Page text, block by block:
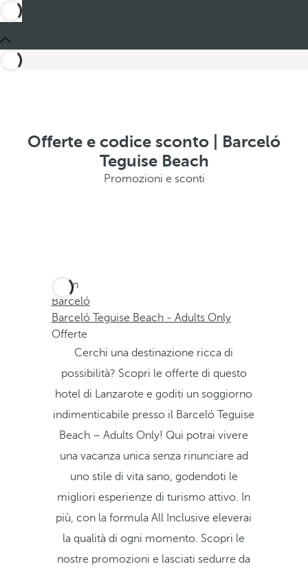
Offerte e codice sconto | Barceló
Teguise Beach
Promozioni e sconti
Sei in
Barceló
Barceló Teguise Beach - Adults Only
Offerte
Cerchi una destinazione ricca di
possibilità? Scopri le offerte di questo
hotel di Lanzarote e goditi un soggiorno
indimenticabile presso il Barceló Teguise
Beach – Adults Only! Qui potrai vivere
una vacanza unica senza rinunciare ad
uno stile di vita sano, godendoti le
migliori esperienze di turismo attivo. In
più, con la formula All Inclusive eleverai
la qualità di ogni momento. Scopri le
nostre promozioni e lasciati sedurre da